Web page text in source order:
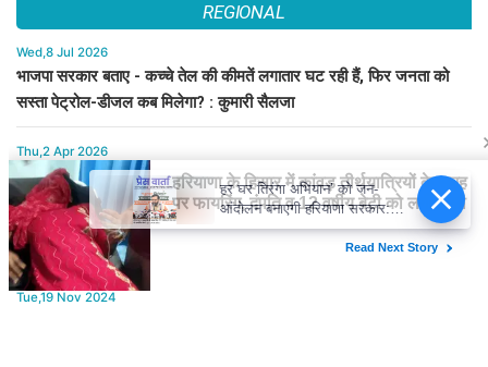
REGIONAL
Wed,8 Jul 2026
भाजपा सरकार बताए - कच्चे तेल की कीमतें लगातार घट रही हैं, फिर जनता को
सस्ता पेट्रोल-डीजल कब मिलेगा? : कुमारी सैलजा
Thu,2 Apr 2026
बचपन और स्क्रीन की दुनिया: बच्चों पर मोबाइल व टीवी का प्रभाव
Wed,20 Nov 2024
द्वितीय केदार मद्महेश्वर के कपाट शीतकाल के लिए बंद
Tue,19 Nov 2024
हर घर तिरंगा अभियान’ को जन-
आंदोलन बनाएगी हरियाणा सरकार:
नायब सिंह सैनी